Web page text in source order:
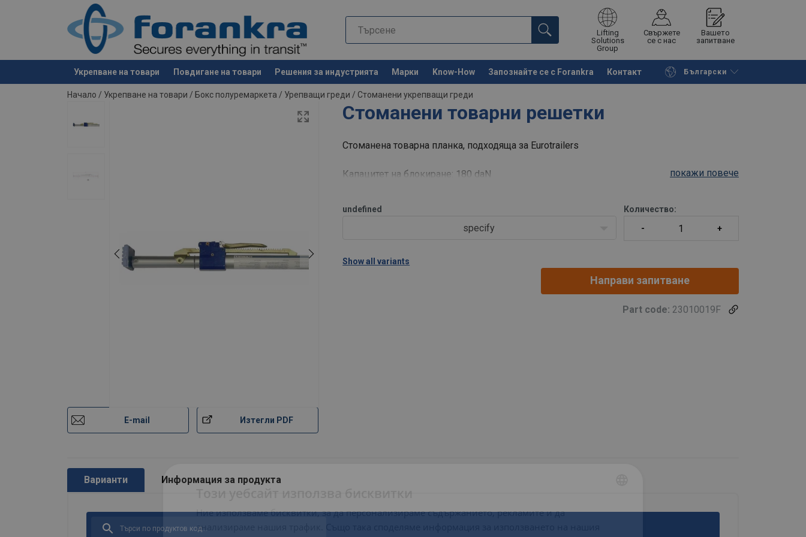
Lifting
Solutions
Group
Свържете
се с нас
Вашето
запитване
Укрепване на товари Повдигане на товари Решения за индустрията Марки Know-How Запознайте се с Forankra Контакт Български
е добавен към вашето запитване Останете на страницата Поискайте оферта
Начало / Укрепване на товари / Бокс полуремаркета / Урепващи греди / Стоманени укрепващи греди
Стоманени товарни решетки
E-mail Изтегли PDF
Стоманена товарна планка, подходяща за Eurotrailers
Капацитет на блокиране: 180 daN покажи повече
undefined
specify
Количество:
Show all variants
Направи запитване
Part code: 23010019F
Варианти Информация за продукта
Материал:
BULGARIAN
Ние използваме бисквитки, за да персонализираме съдържанието, рекламите и да
анализираме нашия трафик. Също така споделяме информация за използването на нашия